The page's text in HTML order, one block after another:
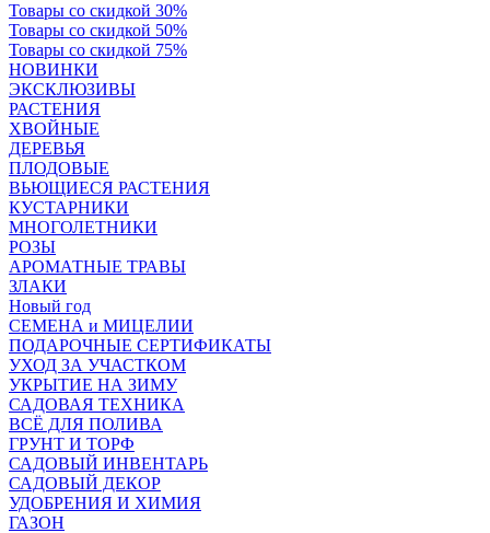
Товары со скидкой 30%
Товары со скидкой 50%
Товары со скидкой 75%
НОВИНКИ
ЭКСКЛЮЗИВЫ
РАСТЕНИЯ
ХВОЙНЫЕ
ДЕРЕВЬЯ
ПЛОДОВЫЕ
ВЬЮЩИЕСЯ РАСТЕНИЯ
КУСТАРНИКИ
МНОГОЛЕТНИКИ
РОЗЫ
АРОМАТНЫЕ ТРАВЫ
ЗЛАКИ
Новый год
СЕМЕНА и МИЦЕЛИИ
ПОДАРОЧНЫЕ СЕРТИФИКАТЫ
УХОД ЗА УЧАСТКОМ
УКРЫТИЕ НА ЗИМУ
САДОВАЯ ТЕХНИКА
ВСЁ ДЛЯ ПОЛИВА
ГРУНТ И ТОРФ
САДОВЫЙ ИНВЕНТАРЬ
САДОВЫЙ ДЕКОР
УДОБРЕНИЯ И ХИМИЯ
ГАЗОН